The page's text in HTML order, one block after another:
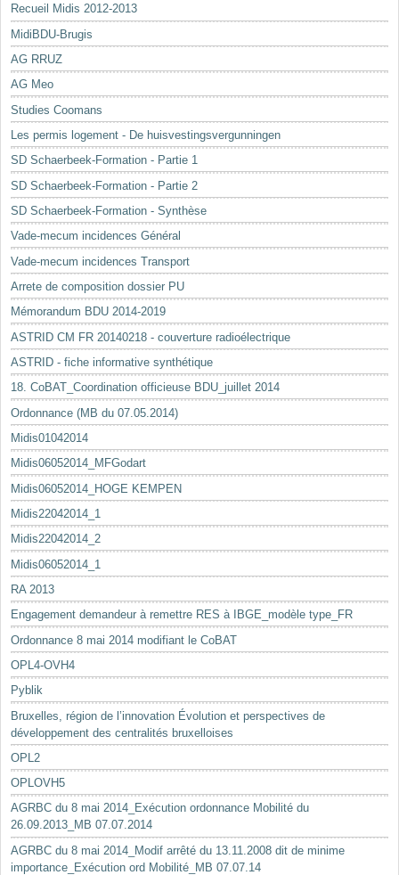
Recueil Midis 2012-2013
MidiBDU-Brugis
AG RRUZ
AG Meo
Studies Coomans
Les permis logement - De huisvestingsvergunningen
SD Schaerbeek-Formation - Partie 1
SD Schaerbeek-Formation - Partie 2
SD Schaerbeek-Formation - Synthèse
Vade-mecum incidences Général
Vade-mecum incidences Transport
Arrete de composition dossier PU
Mémorandum BDU 2014-2019
ASTRID CM FR 20140218 - couverture radioélectrique
ASTRID - fiche informative synthétique
18. CoBAT_Coordination officieuse BDU_juillet 2014
Ordonnance (MB du 07.05.2014)
Midis01042014
Midis06052014_MFGodart
Midis06052014_HOGE KEMPEN
Midis22042014_1
Midis22042014_2
Midis06052014_1
RA 2013
Engagement demandeur à remettre RES à IBGE_modèle type_FR
Ordonnance 8 mai 2014 modifiant le CoBAT
OPL4-OVH4
Pyblik
Bruxelles, région de l’innovation Évolution et perspectives de
développement des centralités bruxelloises
OPL2
OPLOVH5
AGRBC du 8 mai 2014_Exécution ordonnance Mobilité du
26.09.2013_MB 07.07.2014
AGRBC du 8 mai 2014_Modif arrêté du 13.11.2008 dit de minime
importance_Exécution ord Mobilité_MB 07.07.14